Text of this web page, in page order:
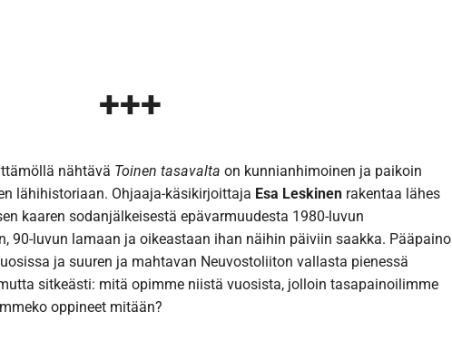
+++
nähtävä Toinen tasavalta on kunnianhimoinen ja paikoin
lähihistoriaan. Ohjaaja-käsikirjoittaja Esa Leskinen rakentaa lähes
kaaren sodanjälkeisestä epävarmuudesta 1980-luvun
90-luvun lamaan ja oikeastaan ihan näihin päiviin saakka. Pääpaino
ja suuren ja mahtavan Neuvostoliiton vallasta pienessä
sitkeästi: mitä opimme niistä vuosista, jolloin tasapainoilimme
oppineet mitään?